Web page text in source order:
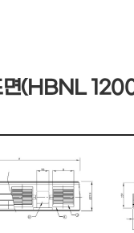
면(HBNL